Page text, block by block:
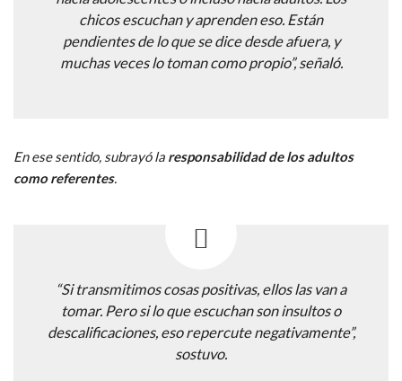
chicos escuchan y aprenden eso. Están
pendientes de lo que se dice desde afuera, y
muchas veces lo toman como propio”, señaló.
En ese sentido, subrayó la responsabilidad de los adultos
como referentes.
“Si transmitimos cosas positivas, ellos las van a
tomar. Pero si lo que escuchan son insultos o
descalificaciones, eso repercute negativamente”,
sostuvo.